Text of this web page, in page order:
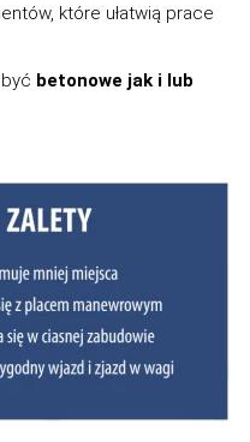
które ułatwią prace
betonowe jak i lub